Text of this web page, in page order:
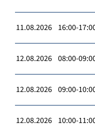
11.08.2026 16:00-
12.08.2026 08:00-
12.08.2026 09:00-
12.08.2026 10:00-